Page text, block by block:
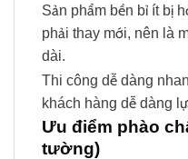
Sản phẩm bền bỉ ít bị
phải thay mới, nên là
dài.
Thi công dễ dàng
khách hàng dễ dàng
Ưu điểm phào
tường)